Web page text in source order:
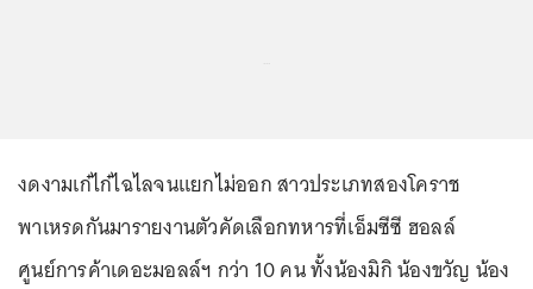
งดงามเก๋ไก๋ไฉไลจนแยกไม่ออก สาวประเภทสองโคราช
พาเหรดกันมารายงานตัวคัดเลือกทหารที่เอ็มซีซี ฮอลล์
ศูนย์การค้าเดอะมอลล์ฯ กว่า 10 คน ทั้งน้องมิกิ น้องขวัญ น้อง